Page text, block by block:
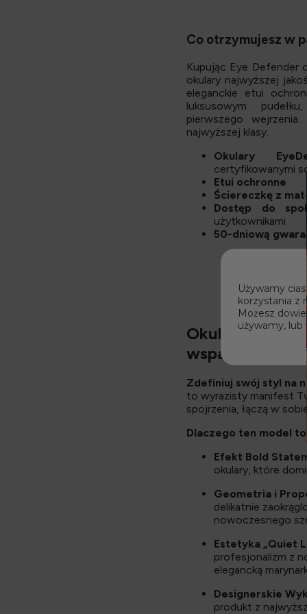
Co otrzymujesz w
Kupując Eye Defender
okulary najwyższej
eleganckie etui
luksusowym
pierwszego
najwyższej klasy.
Okulary
certyfikowanymi
Etui ochronne
Ściereczkę z
Dostęp do
użytkownikami
50-dniową
Okulary Miami
wsparcie rytmu
Zdefiniuj swój styl na
to wyrazisty manifest
spojrzenia, łączą w
Dlaczego ten model
Efekt Bold
okulary, które
Geometria i
delikatnie
nowoczesnego
Estetyka „Quiet
profesjonalizm z
elegancką
Designerskie
produkt z
Używamy
korzystania z
Możesz
używamy, lub